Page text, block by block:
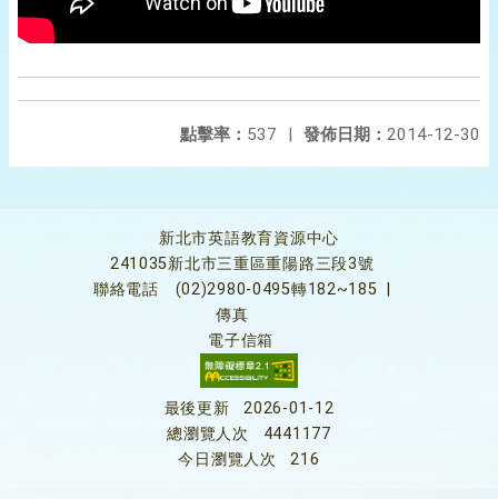
發佈日期： 2014-12-30
點擊率： 537 |
新北市英語教育資源中心
241035新北市三重區重陽路三段3號
聯絡電話
(02)2980-0495轉182~185
傳真
電子信箱
最後更新
2026-01-12
總瀏覽人次
4441177
今日瀏覽人次
216